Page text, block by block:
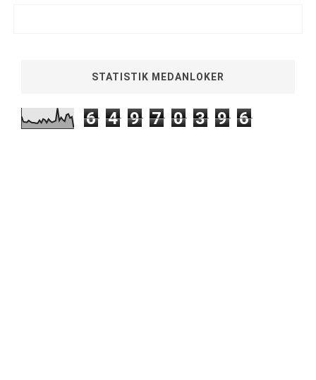
STATISTIK MEDANLOKER
6 4 9 7 0 3 9 6